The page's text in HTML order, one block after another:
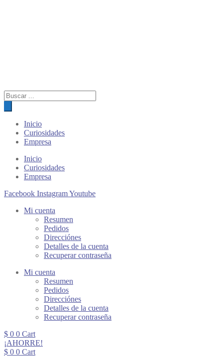
Búsqueda
de
productos
Inicio
Curiosidades
Empresa
Inicio
Curiosidades
Empresa
Facebook InstagramYoutube
Mi cuenta
Resumen
Pedidos
Direcciónes
Detalles de la cuenta
Recuperar contraseña
Mi cuenta
Resumen
Pedidos
Direcciónes
Detalles de la cuenta
Recuperar contraseña
$ 0 0 Cart
¡AHORRE!
$ 0 0 Cart